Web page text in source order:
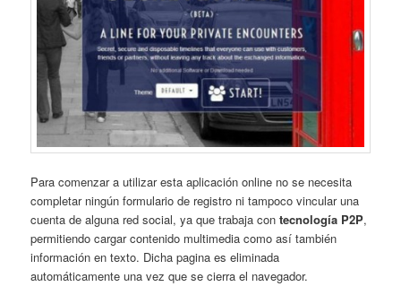
Para comenzar a utilizar esta aplicación online no se necesita
completar ningún formulario de registro ni tampoco vincular una
cuenta de alguna red social, ya que trabaja contecnología P2P,
permitiendo cargar contenido multimedia como así también
información en texto. Dicha pagina es eliminada
automáticamente una vez que se cierra el navegador.